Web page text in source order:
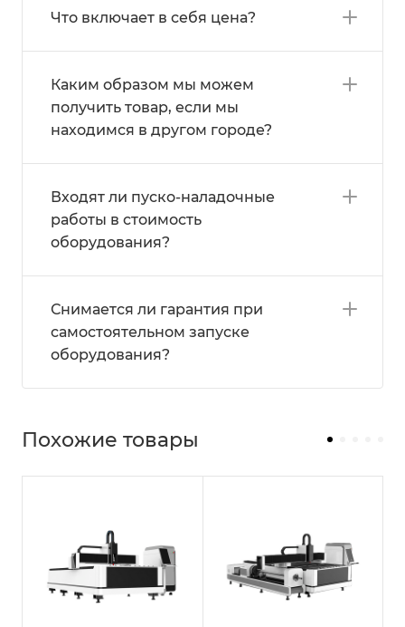
Что включает в себя цена?
Каким образом мы можем
получить товар, если мы
находимся в другом городе?
Входят ли пуско-наладочные
работы в стоимость
оборудования?
Снимается ли гарантия при
самостоятельном запуске
оборудования?
Похожие товары